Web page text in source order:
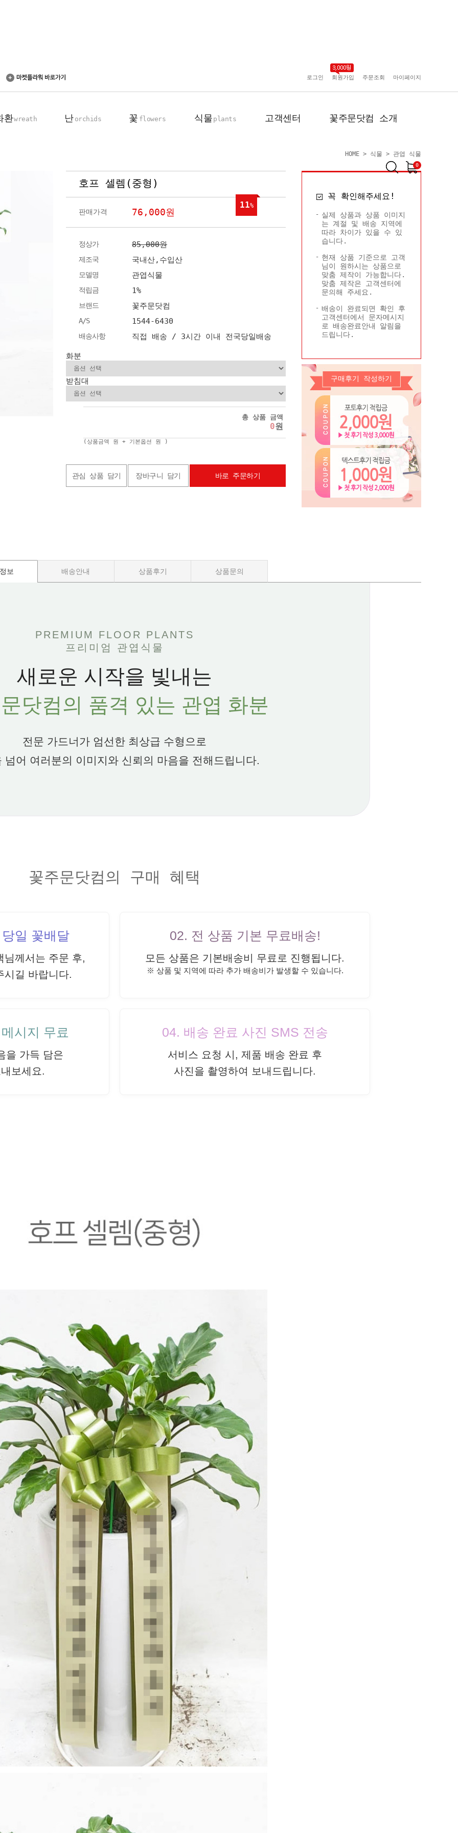
로그인 회원가입 주문조회 마이페이지
환wreath 난 orchids 꽃 flowers 식물 plants 고객센터 꽃주문닷컴 소개
0
업회원전용
동양란
서양란
꽃다발
꽃바구니
장미100송이
관엽 식물
포토리뷰
회사 연혁
플로플로소개
회원사 현황
콜롬비아현황
HOME > 식물 > 관엽 식물
꼭 확인해주세요!
실제 상품과 상품 이미지
는 계절 및 배송 지역에
따라 차이가 있을 수 있
습니다.
현재 상품 기준으로 고객
님이 원하시는 상품으로
맞춤 제작이 가능합니다.
맞춤 제작은 고객센터에
문의해 주세요.
배송이 완료되면 확인 후
고객센터에서 문자메시지
로 배송완료안내 알림을
드립니다.
구매후기 작성하기
호프 셀렘(중형)
판매가격 76,000원
11%
정상가 85,000원
제조국 국내산,수입산
모델명 관엽식물
적립금 1%
브랜드 꽃주문닷컴
A/S 1544-6430
배송사항 직접 배송 / 3시간 이내 전국당일배송
화분
받침대
총 상품 금액
0원
(상품금액 원 + 기본옵션 원 )
관심 상품 담기 장바구니 담기 바로 주문하기
보 배송안내 상품후기 상품문의
PREMIUM FLOOR PLANTS
프리미엄 관엽식물
새로운 시작을 빛내는
닷컴의 품격 있는 관엽 화분
전문 가드너가 엄선한 최상급 수형으로
넘어 여러분의 이미지와 신뢰의 마음을 전해드립니다.
꽃주문닷컴의 구매 혜택
일 꽃배달
님께서는 주문 후,
시길 바랍니다.
02. 전 상품 기본 무료배송!
모든 상품은 기본배송비 무료로 진행됩니다.
※ 상품 및 지역에 따라 추가 배송비가 발생할 수 있습니다.
시지 무료
을 가득 담은
보세요.
04. 배송 완료 사진 SMS 전송
서비스 요청 시, 제품 배송 완료 후
사진을 촬영하여 보내드립니다.